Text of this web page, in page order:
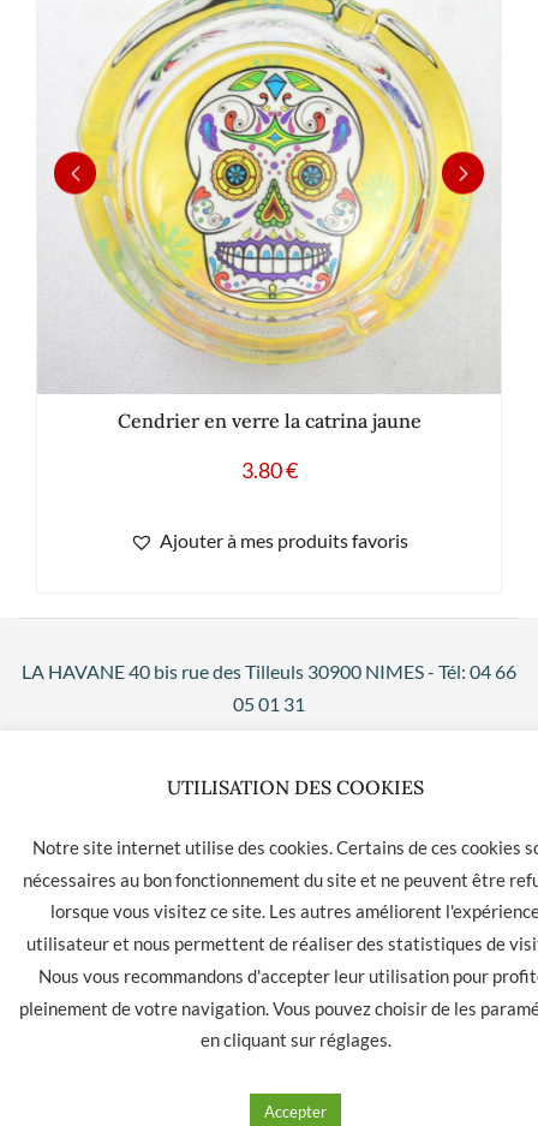
Cendrier en verre la catrina jaune
3.80€
Ajouter à mes produits favoris
LA HAVANE 40 bis rue des Tilleuls 30900 NIMES - Tél: 04 66
05 01 31
UTILISATION DES COOKIES
Notre site internet utilise des cookies. Certains de ces cookies
nécessaires au bon fonctionnement du site et ne peuvent être
lorsque vous visitez ce site. Les autres améliorent
utilisateur et nous permettent de réaliser des statistiques de
Nous vous recommandons d'accepter leur utilisation pour
pleinement de votre navigation. Vous pouvez choisir de les
en cliquant sur réglages.
Accepter